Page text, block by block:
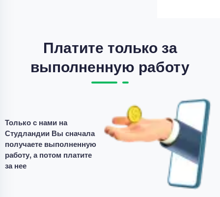
700 ₽
4 минуты назадПлатите только за
выполненную работу
Только с нами на
Студландии Вы сначала
получаете выполненную
работу, а потом платите
за нее